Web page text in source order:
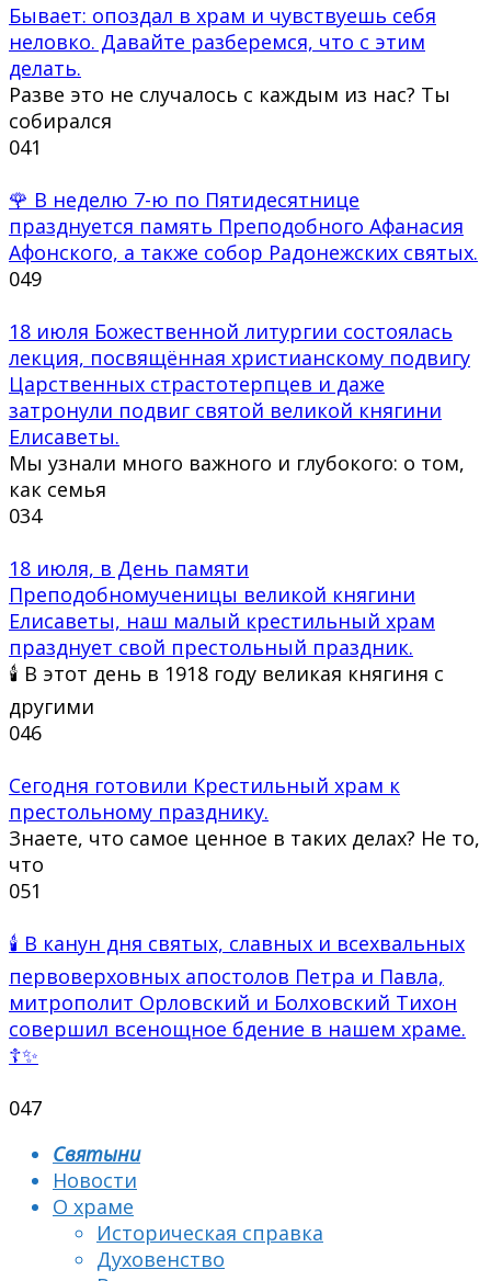
Бывает: опоздал в храм и чувствуешь себя
неловко. Давайте разберемся, что с этим
делать.
Разве это не случалось с каждым из нас? Ты
собирался
041
🌹 В неделю 7-ю по Пятидесятнице
празднуется память Преподобного Афанасия
Афонского, а также собор Радонежских святых.
049
18 июля Божественной литургии состоялась
лекция, посвящённая христианскому подвигу
Царственных страстотерпцев и даже
затронули подвиг святой великой княгини
Елисаветы.
Мы узнали много важного и глубокого: о том,
как семья
034
18 июля, в День памяти
Преподобномученицы великой княгини
Елисаветы, наш малый крестильный храм
празднует свой престольный праздник.
🕯 В этот день в 1918 году великая княгиня с
другими
046
Сегодня готовили Крестильный храм к
престольному празднику.
Знаете, что самое ценное в таких делах? Не то,
что
051
🕯 В канун дня святых, славных и всехвальных
первоверховных апостолов Петра и Павла,
митрополит Орловский и Болховский Тихон
совершил всенощное бдение в нашем храме.
☦✨
047
Святыни
Новости
О храме
Историческая справка
Духовенство